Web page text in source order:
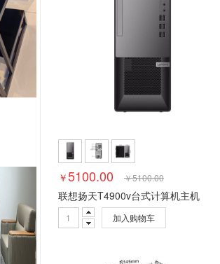
钢塑床类
墨水盒
数据库管理系统
专用照相机
通用摄像机
视频会议控制台
传真通信设备 扫描仪
复印机
空气净化设备
喷墨打印机
台式计算机（含一体机台式电脑）
￥5100.00 ￥5100.00
联想扬天T4900v台式计算机主机
加入购物车